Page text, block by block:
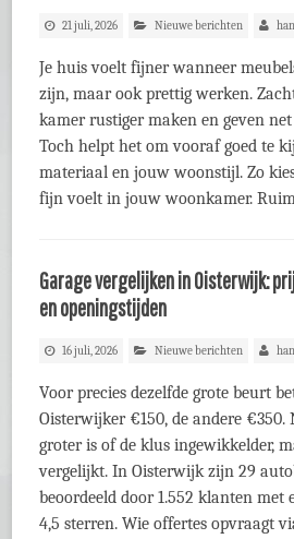
21 juli, 2026 Nieuwe berichten
Je huis voelt fijner wanneer
zijn, maar ook prettig werken.
kamer rustiger maken en geven
Toch helpt het om vooraf goed te
materiaal en jouw woonstijl. Zo
fijn voelt in jouw woonkamer.
Garage vergelijken in Oisterwijk:
en openingstijden
16 juli, 2026 Nieuwe berichten
Voor precies dezelfde grote beurt
Oisterwijker €150, de andere
groter is of de klus ingewikkelder,
vergelijkt. In Oisterwijk zijn 29
beoordeeld door 1.552 klanten met
4,5 sterren. Wie offertes opvraagt